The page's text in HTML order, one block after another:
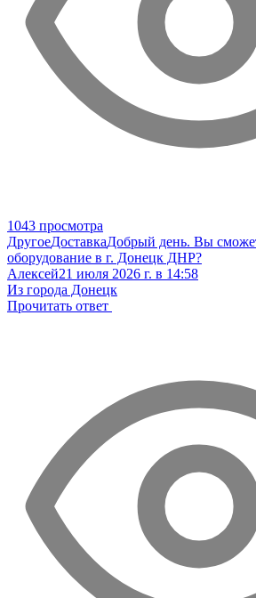
1043 просмотра
ДругоеДоставкаДобрый день. Вы
оборудование в г. Донецк ДНР?
Алексей21 июля 2026 г. в 14:58
Из города Донецк
Прочитать ответ